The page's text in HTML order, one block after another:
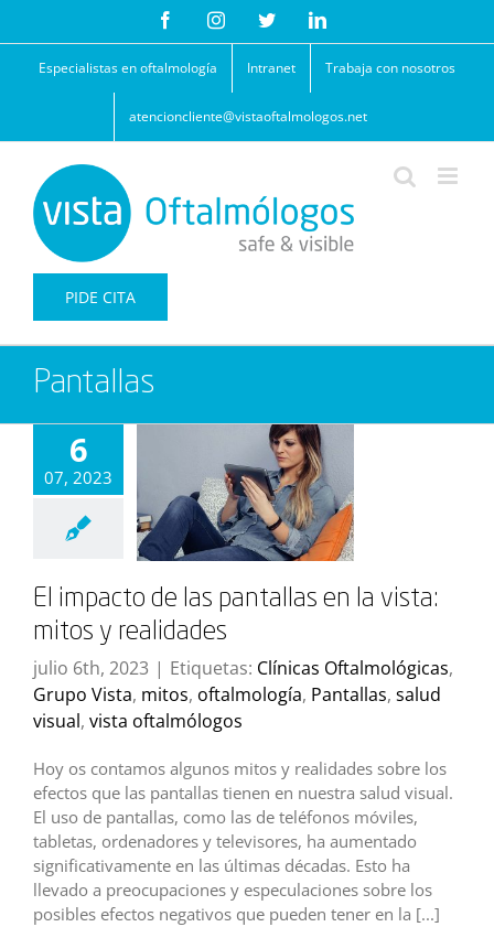
contenido
FacebookInstagramTwitterLinkedIn
Especialistas en oftalmología Intranet Trabaja con nosotros
atencioncliente@vistaoftalmologos.net
PIDE CITA
Pantallas
6
07, 2023
El impacto de las pantallas en la vista:
mitos y realidades
julio 6th, 2023 | Etiquetas: Clínicas Oftalmológicas,
Grupo Vista, mitos, oftalmología, Pantallas, salud
visual, vista oftalmólogos
Hoy os contamos algunos mitos y realidades sobre los
efectos que las pantallas tienen en nuestra salud visual.
El uso de pantallas, como las de teléfonos móviles,
tabletas, ordenadores y televisores, ha aumentado
significativamente en las últimas décadas. Esto ha
llevado a preocupaciones y especulaciones sobre los
posibles efectos negativos que pueden tener en la [...]